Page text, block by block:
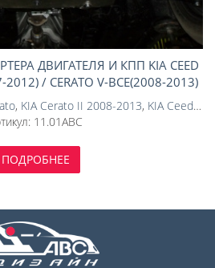
ДВИГАТЕЛЯ И КПП KIA CEED
/ CERATO V-ВСЕ(2008-2013)
4 ММ)
, KIA Cerato II 2008-2013, KIA Ceed 2006-2010
11.01ABC
ПОДРОБНЕЕ